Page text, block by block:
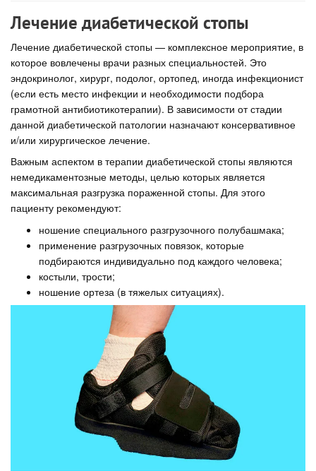
Лечение диабетической стопы
Лечение диабетической стопы — комплексное мероприятие, в
которое вовлечены врачи разных специальностей. Это
эндокринолог, хирург, подолог, ортопед, иногда инфекционист
(если есть место инфекции и необходимости подбора
грамотной антибиотикотерапии). В зависимости от стадии
данной диабетической патологии назначают консервативное
и/или хирургическое лечение.
Важным аспектом в терапии диабетической стопы являются
немедикаментозные методы, целью которых является
максимальная разгрузка пораженной стопы. Для этого
пациенту рекомендуют:
ношение специального разгрузочного полубашмака;
применение разгрузочных повязок, которые
подбираются индивидуально под каждого человека;
костыли, трости;
ношение ортеза (в тяжелых ситуациях).